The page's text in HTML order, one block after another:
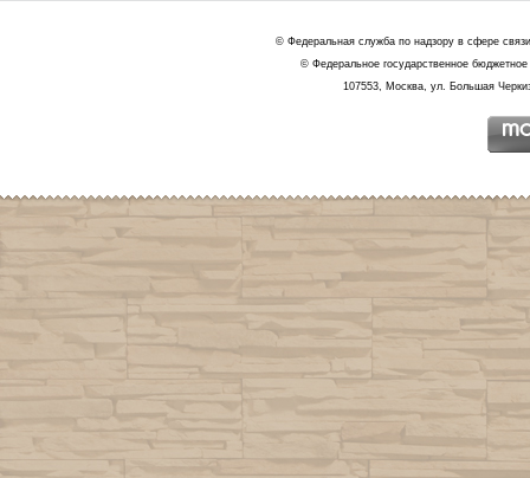
© Федеральная служба по надзору в сфере
© Федеральное государственное
107553, Москва, ул. Большая